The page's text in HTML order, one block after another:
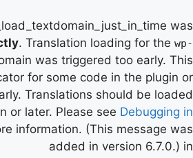
was
. Translation loading for the wp-
was triggered too early. This
for some code in the plugin or
Translations should be loaded
or later. Please see Debugging in
information. (This message was
added in version 6.7.0.) in